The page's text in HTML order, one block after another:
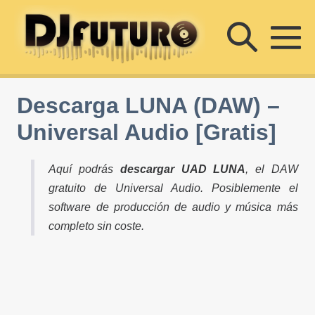
contenido
Descarga LUNA (DAW) –
Universal Audio [Gratis]
Aquí podrás descargar UAD LUNA, el DAW
gratuito de Universal Audio. Posiblemente el
software de producción de audio y música más
completo sin coste.